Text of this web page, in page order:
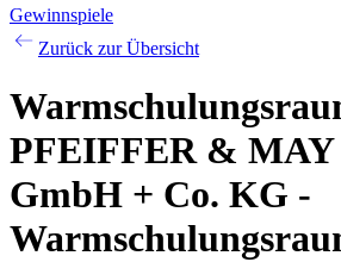
Gewinnspiele
Zurück zur Übersicht
PFEIFFER &
GmbH + Co. KG -